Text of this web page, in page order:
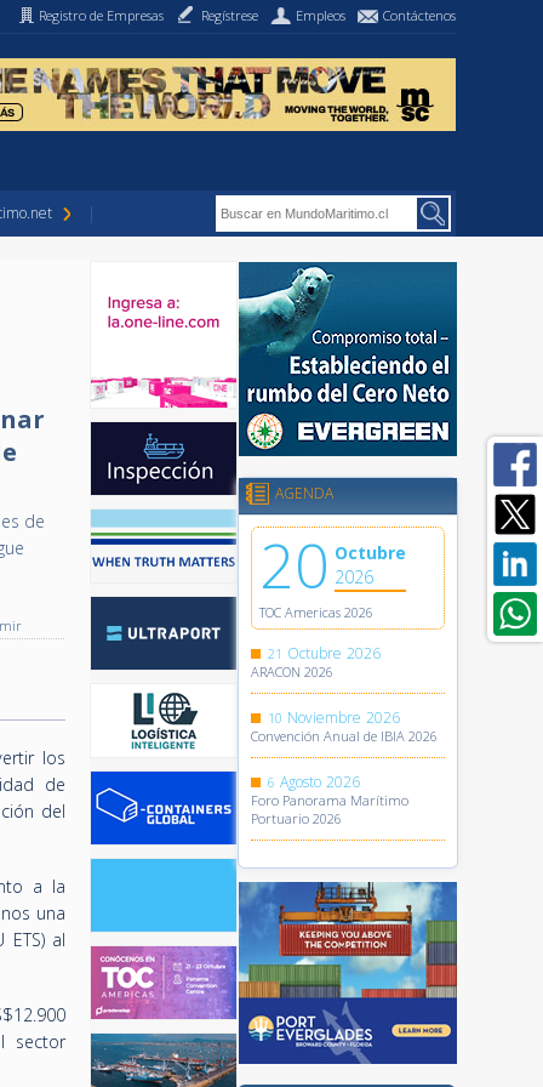
Registro de Empresas Regístrese Empleos Contáctenos
de
los
de
del
a la
una
al
sector
AGENDA
20 Octubre
2026
TOC Americas 2026
21 Octubre 2026
ARACON 2026
10 Noviembre 2026
Convención Anual de IBIA 2026
6 Agosto 2026
Foro Panorama Marítimo
Portuario 2026